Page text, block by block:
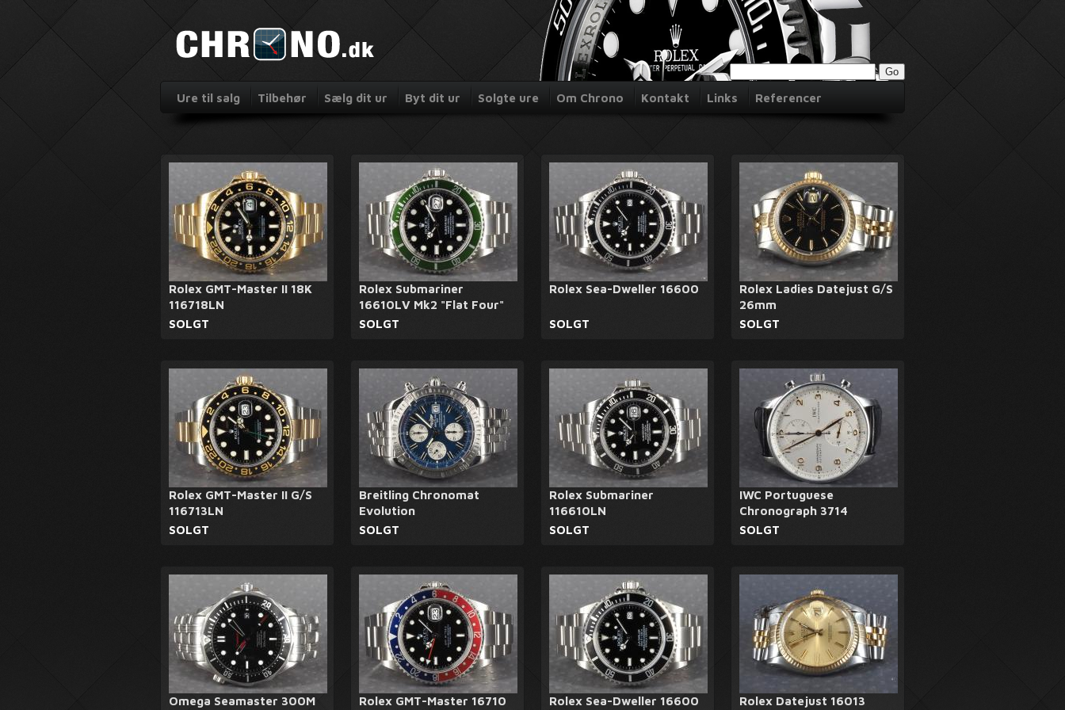
Ure til salg Tilbehør Sælg dit ur Byt dit ur Solgte ure Om Chrono Kontakt Links Referencer
Rolex GMT-Master II 18K
116718LN
SOLGT
Rolex Submariner
16610LV Mk2 "Flat Four"
SOLGT
Rolex Sea-Dweller 16600
SOLGT
Rolex Ladies Datejust G/S
26mm
SOLGT
Rolex GMT-Master II G/S
116713LN
SOLGT
Breitling Chronomat
Evolution
SOLGT
Rolex Submariner
116610LN
SOLGT
IWC Portuguese
Chronograph 3714
SOLGT
Omega Seamaster 300M Rolex GMT-Master 16710 Rolex Sea-Dweller 16600 Rolex Datejust 16013